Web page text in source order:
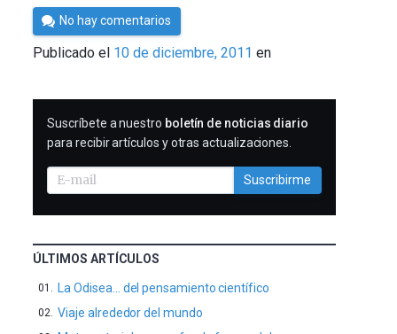
Por
Cultura
Cientifica
No hay comentarios
Publicado el 10 de diciembre, 2011 en
SUSCRIBIRME
Suscríbete a nuestro boletín de noticias diario
para recibir artículos y otras actualizaciones.
Suscribirme
ÚLTIMOS ARTÍCULOS
La Odisea… del pensamiento científico
Viaje alrededor del mundo